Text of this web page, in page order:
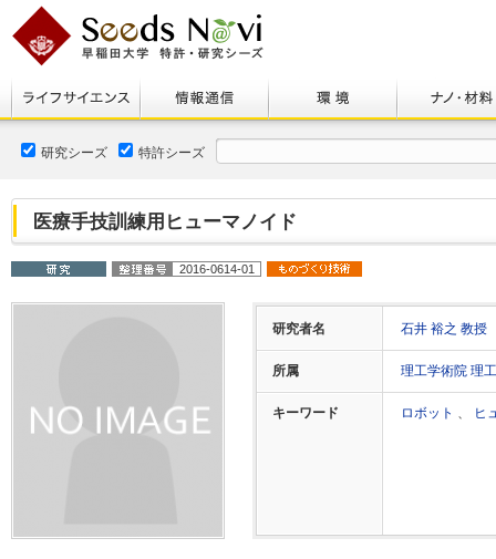
研究シーズ 特許シーズ
医療手技訓練用ヒューマノイド
2016-0614-01
研究者名 石井 裕之 教授
所属 理工学術院 理
キーワード ロボット 、 ヒ